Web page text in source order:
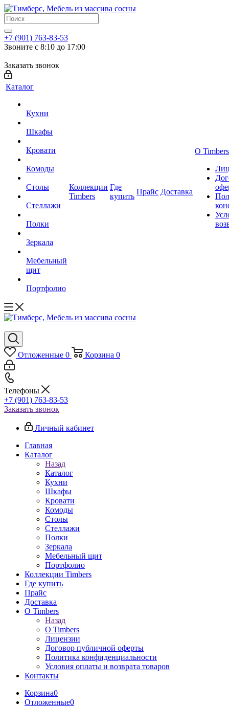
+7 (901) 763-83-53
Звоните с 8:10 до 17:00
Заказать звонок
Каталог
Кухни
Шкафы
Кровати
Комоды
Столы
Стеллажи
Полки
Зеркала
Мебельный
щит
Портфолио
Коллекции
Timbers
Где
купить
Прайс Доставка
О Timbers
Отложенные 0 Корзина 0
Телефоны
+7 (901) 763-83-53
Заказать звонок
Личный кабинет
Главная
Каталог
Назад
Каталог
Кухни
Шкафы
Кровати
Комоды
Столы
Стеллажи
Полки
Зеркала
Мебельный щит
Портфолио
Коллекции Timbers
Где купить
Прайс
Доставка
О Timbers
Назад
О Timbers
Лицензии
Договор публичной оферты
Политика конфиденциальности
Условия оплаты и возврата товаров
Контакты
Корзина0
Отложенные0